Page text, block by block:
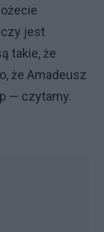
czy jest
takie, że
że Amadeusz
— czytamy.